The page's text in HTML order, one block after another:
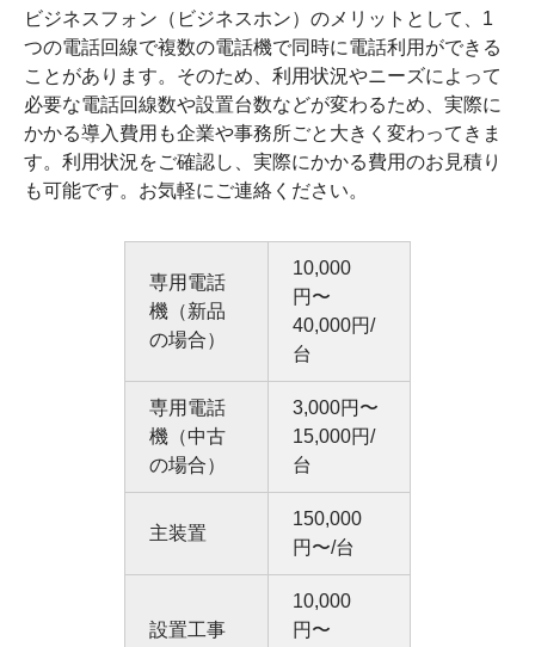
ビジネスフォン（ビジネスホン）のメリットとして、1
つの電話回線で複数の電話機で同時に電話利用ができる
ことがあります。そのため、利用状況やニーズによって
必要な電話回線数や設置台数などが変わるため、実際に
かかる導入費用も企業や事務所ごと大きく変わってきま
す。利用状況をご確認し、実際にかかる費用のお見積り
も可能です。お気軽にご連絡ください。
専用電話
機（新品
の場合）
10,000
円〜
40,000円/
台
専用電話
機（中古
の場合）
3,000円〜
15,000円/
台
主装置
150,000
円〜/台
設置工事
10,000
円〜